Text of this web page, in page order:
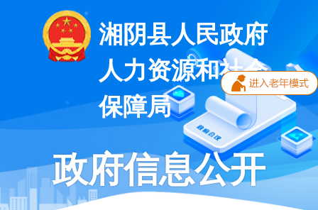
湘阴县人民政府
人力资源和社会
保障局
政府信息公开